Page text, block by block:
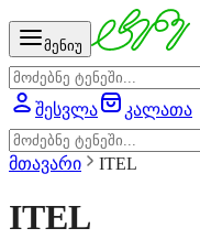
მენიუ
შესვლა კალათა
მთავარი ITEL
ITEL